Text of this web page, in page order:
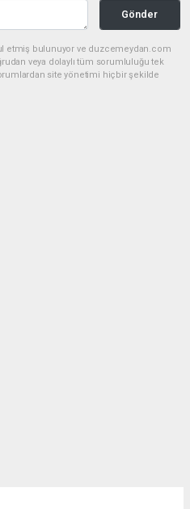
Gönder
etmiş bulunuyor ve duzcemeydan.com
veya dolaylı tüm sorumluluğu tek
site yönetimi hiçbir şekilde